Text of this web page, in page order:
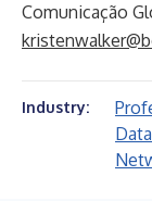
Comunicação
Industry: